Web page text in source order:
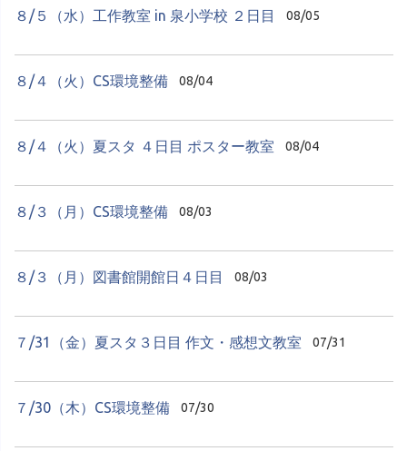
８/５（水）工作教室 in 泉小学校 ２日目 08/05
８/４（火）CS環境整備 08/04
８/４（火）夏スタ ４日目 ポスター教室 08/04
８/３（月）CS環境整備 08/03
８/３（月）図書館開館日４日目 08/03
７/31（金）夏スタ３日目 作文・感想文教室 07/31
７/30（木）CS環境整備 07/30